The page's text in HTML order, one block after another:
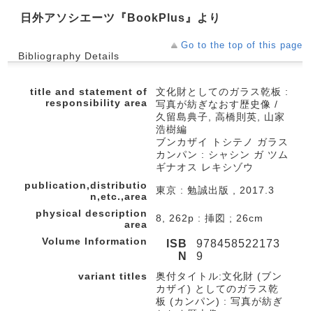
日外アソシエーツ『BookPlus』より
Go to the top of this page
Bibliography Details
title and statement of
responsibility area
文化財としてのガラス乾板 :
写真が紡ぎなおす歴史像 /
久留島典子, 高橋則英, 山家
浩樹編
ブンカザイ トシテノ ガラス
カンパン : シャシン ガ ツム
ギナオス レキシゾウ
publication,distributio
n,etc.,area
東京 : 勉誠出版 , 2017.3
physical description
area
8, 262p : 挿図 ; 26cm
Volume Information
ISB
N
978458522173
9
variant titles
奥付タイトル:文化財 (ブン
カザイ) としてのガラス乾
板 (カンパン) : 写真が紡ぎ